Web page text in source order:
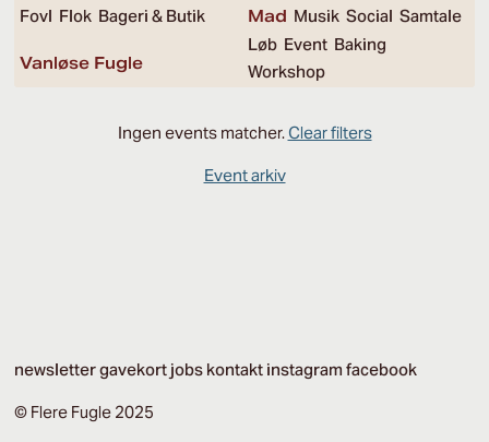
Fovl Flok Bageri & Butik
Vanløse Fugle
Mad Musik Social Samtale
Løb Event Baking
Workshop
Ingen events matcher.Clear filters
Event arkiv
newslettergavekort jobs kontakt instagram facebook
© Flere Fugle 2025